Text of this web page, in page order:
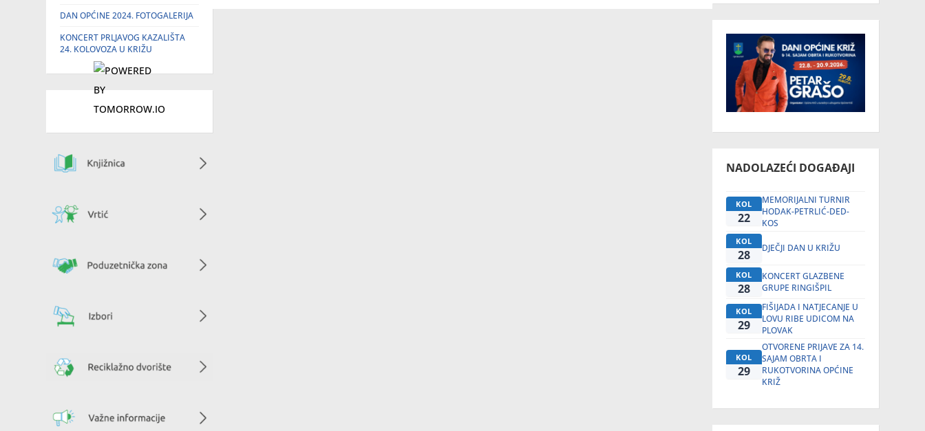
DAN OPĆINE 2024. FOTOGALERIJA
KONCERT PRLJAVOG KAZALIŠTA
24. KOLOVOZA U KRIŽU
NADOLAZEĆI DOGAĐAJI
KOL
22
MEMORIJALNI TURNIR
HODAK-PETRLIĆ-DED-
KOS
KOL
28 DJEČJI DAN U KRIŽU
KOL
28
KONCERT GLAZBENE
GRUPE RINGIŠPIL
KOL
29
FIŠIJADA I NATJECANJE U
LOVU RIBE UDICOM NA
PLOVAK
KOL
29
OTVORENE PRIJAVE ZA 14.
SAJAM OBRTA I
RUKOTVORINA OPĆINE
KRIŽ